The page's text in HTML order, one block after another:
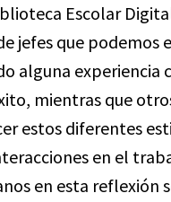
Escolar
jefes que podemos
alguna experiencia
mientras que
estos diferentes
en el
en esta reflexión